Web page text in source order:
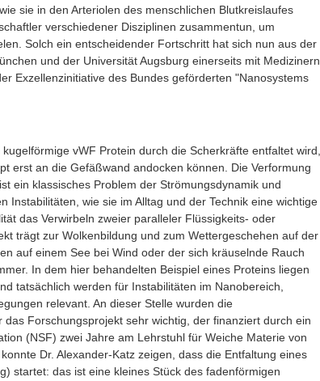
sie in den Arteriolen des menschlichen Blutkreislaufes
verschiedener Disziplinen zusammentun, um
Solch ein entscheidender Fortschritt hat sich nun aus der
und der Universität Augsburg einerseits mit Medizinern
Exzellenzinitiative des Bundes geförderten "Nanosystems
vWF Protein durch die Scherkräfte entfaltet wird,
erst an die Gefäßwand andocken können. Die Verformung
ein klassisches Problem der Strömungsdynamik und
Instabilitäten, wie sie im Alltag und der Technik eine wichtige
das Verwirbeln zweier paralleler Flüssigkeits- oder
trägt zur Wolkenbildung und zum Wettergeschehen auf der
auf einem See bei Wind oder der sich kräuselnde Rauch
In dem hier behandelten Beispiel eines Proteins liegen
tatsächlich werden für Instabilitäten im Nanobereich,
relevant. An dieser Stelle wurden die
Forschungsprojekt sehr wichtig, der finanziert durch ein
(NSF) zwei Jahre am Lehrstuhl für Weiche Materie von
Dr. Alexander-Katz zeigen, dass die Entfaltung eines
startet: das ist eine kleines Stück des fadenförmigen